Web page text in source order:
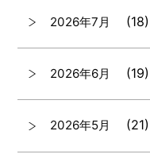
2026年7月 (18)
2026年6月 (19)
2026年5月 (21)